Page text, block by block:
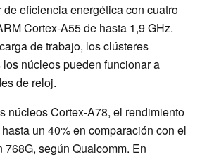
de eficiencia energética con cuatro
Cortex-A55 de hasta 1,9 GHz.
de trabajo, los clústeres
núcleos pueden funcionar a
de reloj.
núcleos Cortex-A78, el rendimiento
un 40% en comparación con el
según Qualcomm. En